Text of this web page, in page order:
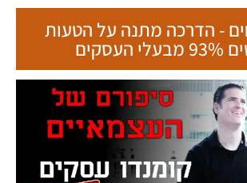
- הדרכה מתנה על הטעות